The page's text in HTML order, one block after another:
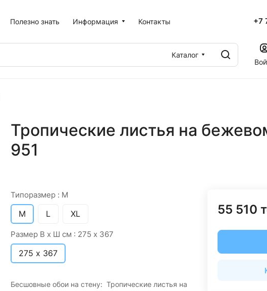
Полезно знать Информация Контакты +7
Каталог
Тропические листья на
951
Типоразмер : M
M L XL
Размер В х Ш см : 275 х 367
275 х 367
Бесшовные обои на стену: Тропические листья на
55 510